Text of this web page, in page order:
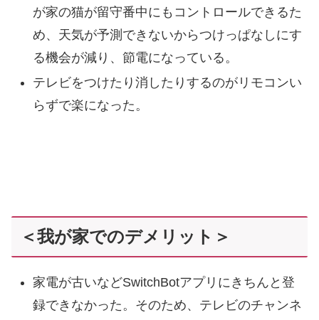
が家の猫が留守番中にもコントロールできるた
め、天気が予測できないからつけっぱなしにす
る機会が減り、節電になっている。
テレビをつけたり消したりするのがリモコンい
らずで楽になった。
＜我が家でのデメリット＞
家電が古いなどSwitchBotアプリにきちんと登
録できなかった。そのため、テレビのチャンネ